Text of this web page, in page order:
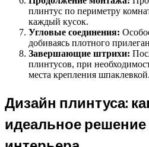
плинтус по периметру
каждый кусок.
Угловые соединения:
добиваясь плотного
Завершающие штрихи:
плинтусов, при
места крепления
Дизайн плинтуса:
идеальное